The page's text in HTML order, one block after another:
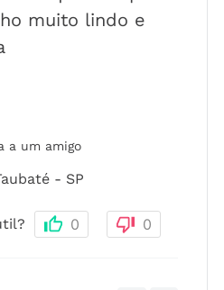
muito lindo e
a um amigo
- SP
0 0